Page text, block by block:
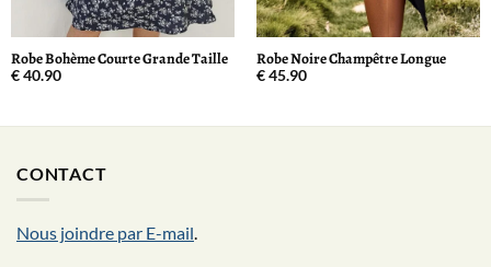
Robe Bohème Courte Grande Taille
€40.90
Robe Noire Champêtre Longue
€45.90
CONTACT
Nous joindre par E-mail.